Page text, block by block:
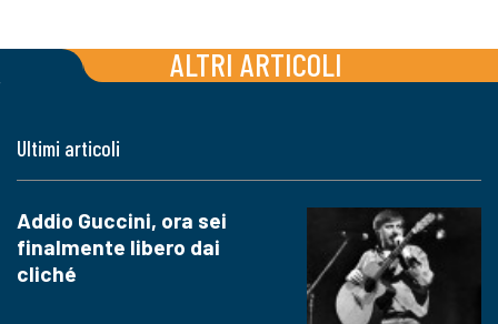
ALTRI ARTICOLI
Ultimi articoli
Addio Guccini, ora sei
finalmente libero dai
cliché